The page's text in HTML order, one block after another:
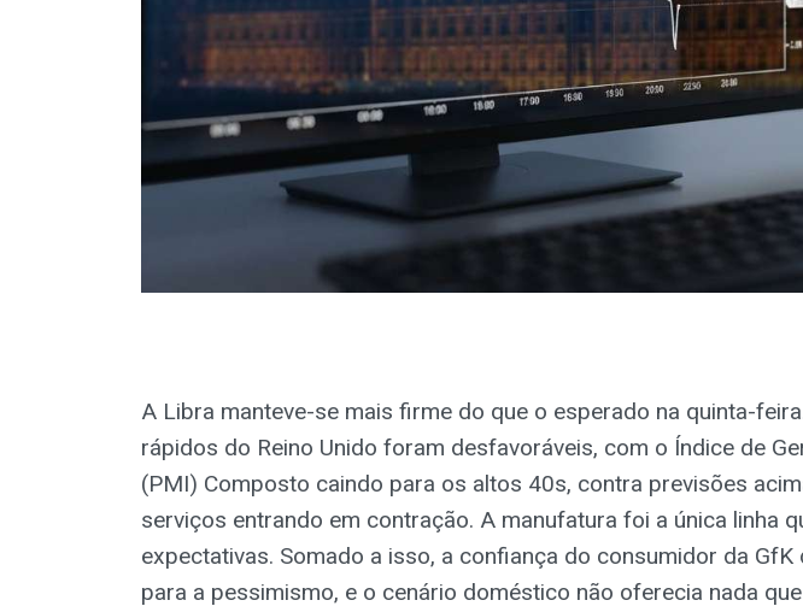
A Libra manteve-se mais firme do que o esperado na quinta-
rápidos do Reino Unido foram desfavoráveis, com o Índice de
(PMI) Composto caindo para os altos 40s, contra previsões
serviços entrando em contração. A manufatura foi a única linha
expectativas. Somado a isso, a confiança do consumidor da GfK
para a pessimismo, e o cenário doméstico não oferecia nada